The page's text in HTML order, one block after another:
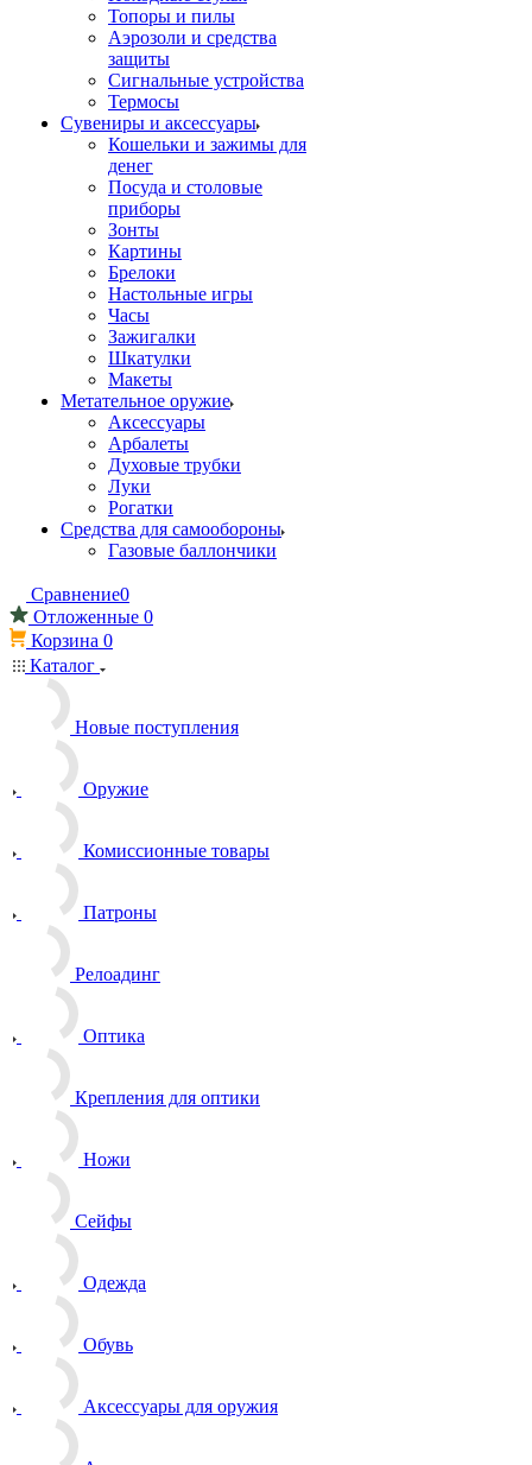
Топоры и пилы
Аэрозоли и средства
защиты
Сигнальные устройства
Термосы
Сувениры и аксессуары
Кошельки и зажимы для
денег
Посуда и столовые
приборы
Зонты
Картины
Брелоки
Настольные игры
Часы
Зажигалки
Шкатулки
Макеты
Метательное оружие
Аксессуары
Арбалеты
Духовые трубки
Луки
Рогатки
Средства для самообороны
Газовые баллончики
Сравнение0
Отложенные 0
Корзина 0
Каталог
Новые поступления
Оружие
Комиссионные товары
Патроны
Релоадинг
Оптика
Крепления для оптики
Ножи
Сейфы
Одежда
Обувь
Аксессуары для оружия